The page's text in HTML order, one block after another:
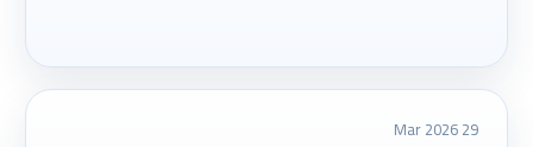
29 Mar 2026